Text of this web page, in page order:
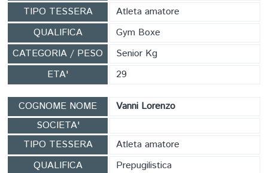
TIPO TESSERA
Atleta amatore
QUALIFICA
Gym Boxe
CATEGORIA / PESO
Senior Kg
ETA'
29
COGNOME NOME
Vanni Lorenzo
SOCIETA'
TIPO TESSERA
Atleta amatore
QUALIFICA
Prepugilistica